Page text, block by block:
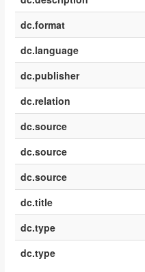
dc.format
dc.language
dc.publisher
dc.relation
dc.source
dc.source
dc.source
dc.title
dc.type
dc.type